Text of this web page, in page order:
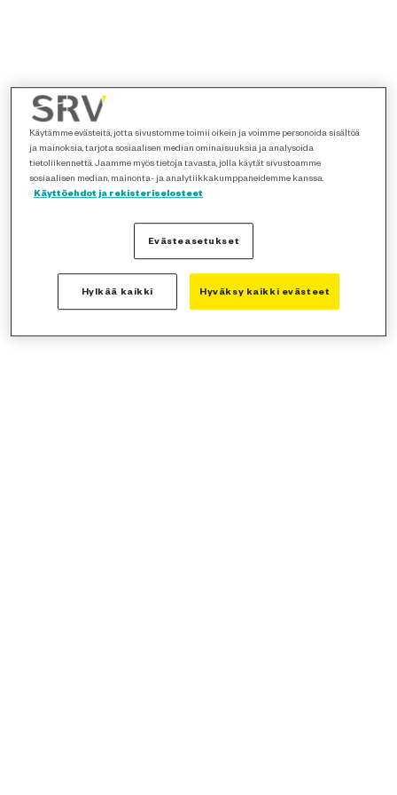
Käytämme evästeitä, jotta sivustomme toimii oikein ja voimme personoida sisältöä
ja mainoksia, tarjota sosiaalisen median ominaisuuksia ja analysoida
tietoliikennettä. Jaamme myös tietoja tavasta, jolla käytät sivustoamme
sosiaalisen median, mainonta- ja analytiikkakumppaneidemme kanssa.
Käyttöehdot ja rekisteriselosteet
Evästeasetukset
Hylkää kaikki Hyväksy kaikki evästeet